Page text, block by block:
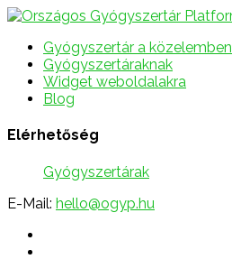
Gyógyszertár a közelemben
Gyógyszertáraknak
Widget weboldalakra
Blog
Elérhetőség
Gyógyszertárak
E-Mail: hello@ogyp.hu